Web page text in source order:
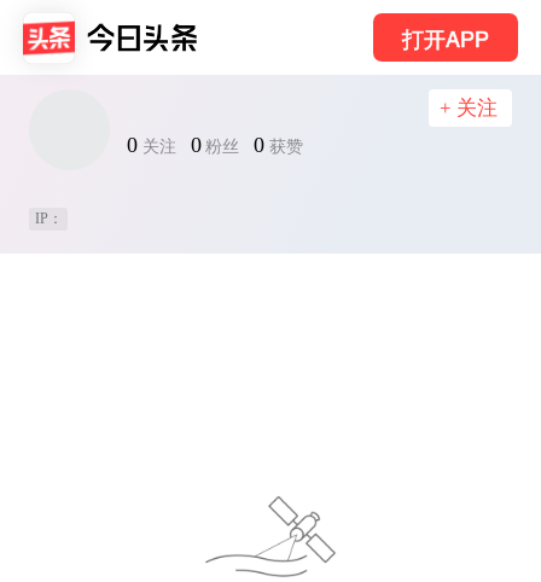
打开APP
0 关注 0 粉丝 0 获赞
+ 关注
IP：